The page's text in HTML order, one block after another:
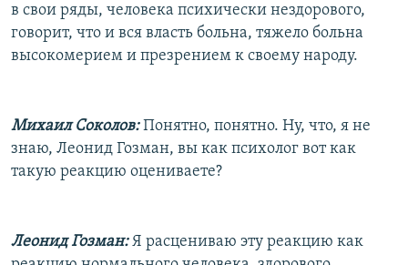
в свои ряды, человека психически нездорового,
говорит, что и вся власть больна, тяжело больна
высокомерием и презрением к своему народу.
Михаил Соколов:Понятно, понятно. Ну, что, я не
знаю, Леонид Гозман, вы как психолог вот как
такую реакцию оцениваете?
Леонид Гозман:Я расцениваю эту реакцию как